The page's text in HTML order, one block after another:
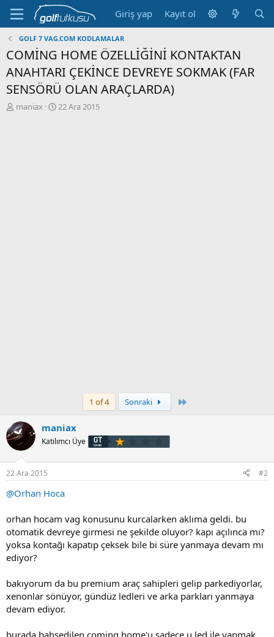
Giriş yap Kayıt ol
GOLF 7 VAG.COM KODLAMALAR
COMİNG HOME ÖZELLİĞİNİ KONTAKTAN
ANAHTARI ÇEKİNCE DEVREYE SOKMAK (FAR
SENSÖRÜ OLAN ARAÇLARDA)
K
maniax
B
22 Ara 2015
1 of 4 Sonraki
maniax
Katılımcı Üye
22 Ara 2015 #2
@Orhan Hoca
orhan hocam vag konusunu kurcalarken aklıma geldi. bu
otomatik devreye girmesi ne şekilde oluyor? kapı açılınca mı?
yoksa kontağı kapatıp çeksek bile bi süre yanmaya devam mı
ediyor?
bakıyorum da bu premium araç sahipleri gelip parkediyorlar,
xenonlar sönüyor, gündüz ledleri ve arka parkları yanmaya
devam ediyor.
burada bahsedilen coming home'u sadece u led ile yapmak